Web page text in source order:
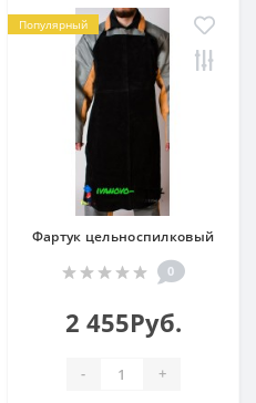
Популярный
Фартук цельноспилковый
0
2 455Руб.
- +